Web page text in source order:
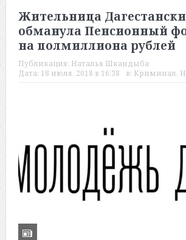
Жительница
обманула Пенсионный
на полмиллиона рублей
Публикация: Наталья Шкандыба
Дата: 18 июля, 2018 в 16:38 в: Криминал,